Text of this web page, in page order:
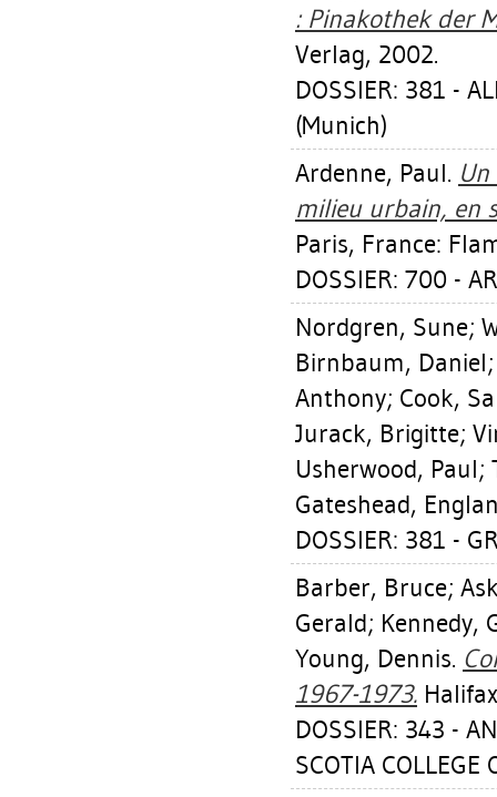
: Pinakothek der
Verlag, 2002.
DOSSIER: 381 -
(Munich)
Ardenne, Paul.
milieu urbain, en
Paris, France:
DOSSIER: 700 -
Nordgren, Sune;
Birnbaum, Daniel
Anthony; Cook,
Jurack, Brigitte;
Usherwood, Paul;
Gateshead,
DOSSIER: 381 -
Barber, Bruce;
Gerald; Kennedy,
Young, Dennis.
1967-1973.
DOSSIER: 343 -
SCOTIA